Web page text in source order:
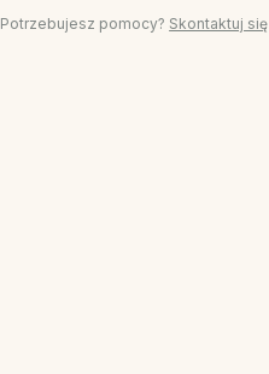
Potrzebujesz pomocy? Skontaktuj się